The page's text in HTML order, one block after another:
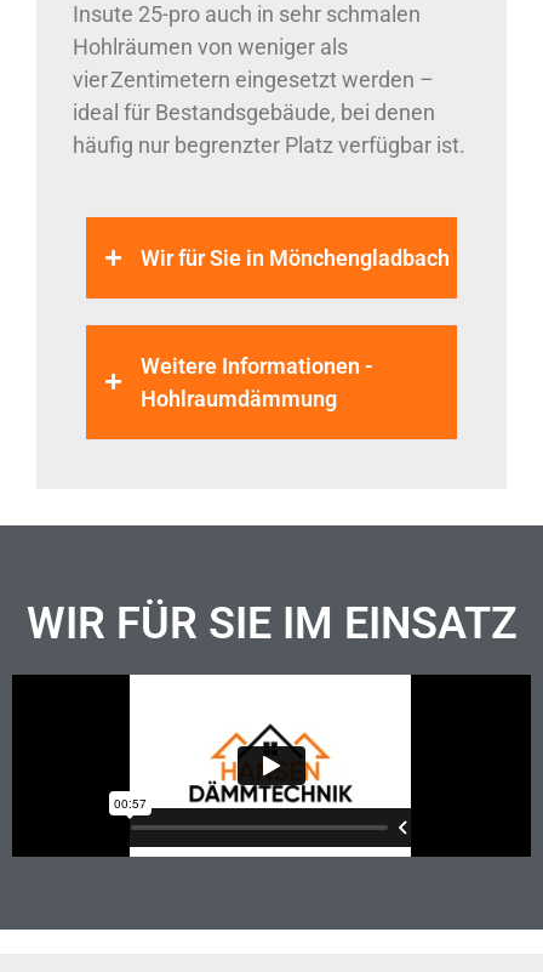
Insute 25-pro auch in sehr schmalen
Hohlräumen von weniger als
vier Zentimetern eingesetzt werden –
ideal für Bestandsgebäude, bei denen
häufig nur begrenzter Platz verfügbar ist.
Wir für Sie in Mönchengladbach
Weitere Informationen -
Hohlraumdämmung
WIR FÜR SIE IM EINSATZ